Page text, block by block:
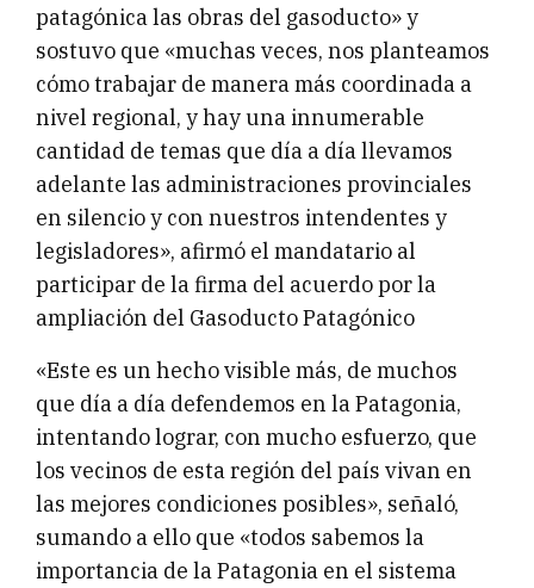
patagónica las obras del gasoducto» y
sostuvo que «muchas veces, nos planteamos
cómo trabajar de manera más coordinada a
nivel regional, y hay una innumerable
cantidad de temas que día a día llevamos
adelante las administraciones provinciales
en silencio y con nuestros intendentes y
legisladores», afirmó el mandatario al
participar de la firma del acuerdo por la
ampliación del Gasoducto Patagónico
«Este es un hecho visible más, de muchos
que día a día defendemos en la Patagonia,
intentando lograr, con mucho esfuerzo, que
los vecinos de esta región del país vivan en
las mejores condiciones posibles», señaló,
sumando a ello que «todos sabemos la
importancia de la Patagonia en el sistema